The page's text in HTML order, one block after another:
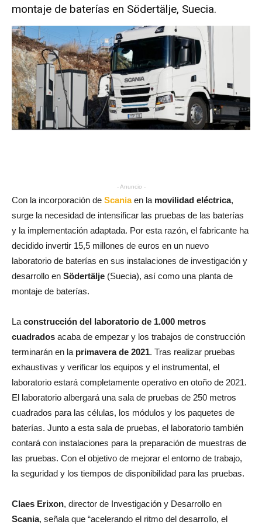
montaje de baterías en Södertälje, Suecia.
- Anuncio -
Con la incorporación de Scaniaen la movilidad eléctrica,
surge la necesidad de intensificar las pruebas de las baterías
y la implementación adaptada. Por esta razón, el fabricante ha
decidido invertir 15,5 millones de euros en un nuevo
laboratorio de baterías en sus instalaciones de investigación y
desarrollo en Södertälje (Suecia), así como una planta de
montaje de baterías.
La construcción del laboratorio de 1.000 metros
cuadrados acaba de empezar y los trabajos de construcción
terminarán en la primavera de 2021. Tras realizar pruebas
exhaustivas y verificar los equipos y el instrumental, el
laboratorio estará completamente operativo en otoño de 2021.
El laboratorio albergará una sala de pruebas de 250 metros
cuadrados para las células, los módulos y los paquetes de
baterías. Junto a esta sala de pruebas, el laboratorio también
contará con instalaciones para la preparación de muestras de
las pruebas. Con el objetivo de mejorar el entorno de trabajo,
la seguridad y los tiempos de disponibilidad para las pruebas.
Claes Erixon, director de Investigación y Desarrollo en
Scania, señala que “acelerando el ritmo del desarrollo, el